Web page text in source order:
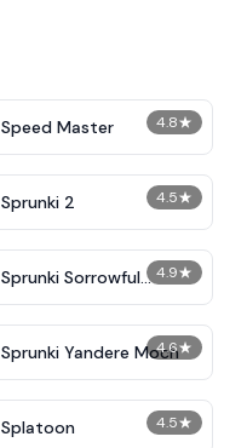
4.8★
​​Speed Master
4.5★
Sprunki 2
4.9★
Sprunki Sorrowful
Demises
4.6★
Sprunki Yandere Moch
4.5★
Splatoon